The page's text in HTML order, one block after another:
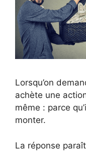
Lorsqu’on
achète une
même : parce
monter.
La réponse